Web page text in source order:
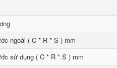
ngoài ( C * R * S ) mm
sử dụng ( C * R * S ) mm